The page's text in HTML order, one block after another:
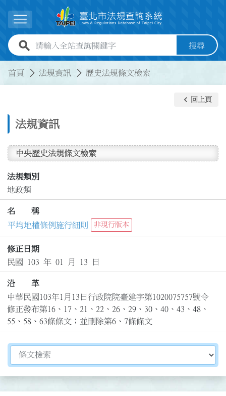
展開選單
全站查詢關鍵字欄位 搜尋
首頁 法規資訊 歷史法規條文檢索
法規資訊
keyboard_arrow_left 回上頁
中央歷史法規條文檢索
法規類別
地政類
名 稱
平均地權條例施行細則
非現行版本
修正日期
民國 103 年 01 月 13 日
沿 革
中華民國103年1月13日行政院院臺建字第1020075757號令
修正發布第16、17、21、22、26、29、30、40、43、48、
55、58、63條條文；並刪除第6、7條條文
切換選擇法規資訊內容